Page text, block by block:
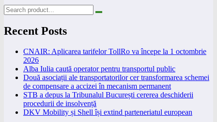
Recent Posts
CNAIR: Aplicarea tarifelor TollRo va începe la 1 octombrie
2026
Alba Iulia caută operator pentru transportul public
Două asociații ale transportatorilor cer transformarea schemei
de compensare a accizei în mecanism permanent
STB a depus la Tribunalul București cererea deschiderii
procedurii de insolvență
DKV Mobility și Shell își extind parteneriatul european